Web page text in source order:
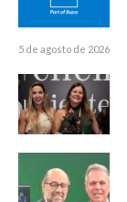
5 de agosto de 2026